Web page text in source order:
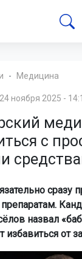
Медицина
24 ноября 2025 -
с
сразу
назвал
избавиться от